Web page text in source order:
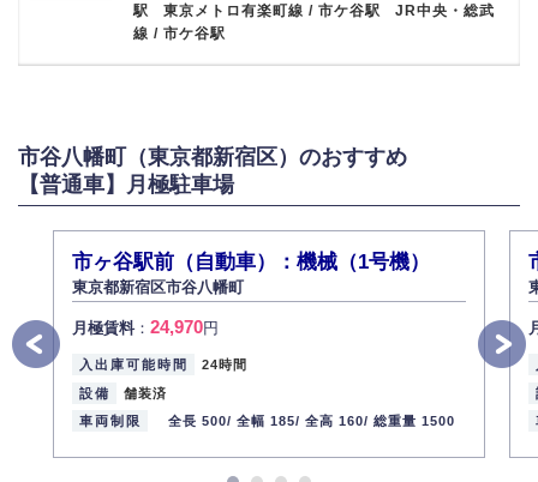
駅 東京メトロ有楽町線 / 市ケ谷駅 JR中央・総武
線 / 市ケ谷駅
市谷八幡町（東京都新宿区）のおすすめ
【普通車】月極駐車場
市ヶ谷駅前（自動車）：機械（1号機）
東京都新宿区市谷八幡町
月極賃料： 24,970円
入出庫可能時間
24時間
設備
舗装済
車両制限
全長 500/ 全幅 185/ 全高 160/ 総重量 1500